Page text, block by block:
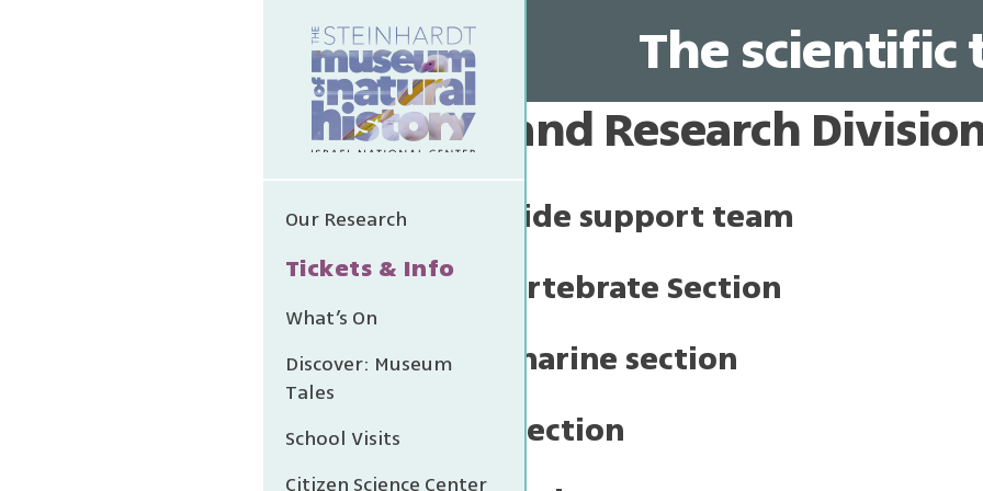
Our Research
Tickets & Info
What’s On
Discover: Museum
Tales
School Visits
Citizen Science Center
The scientific
Collections and Research
Collections-wide support team
Terrestrial Vertebrate Section
Aquatic and marine section
Entomology section